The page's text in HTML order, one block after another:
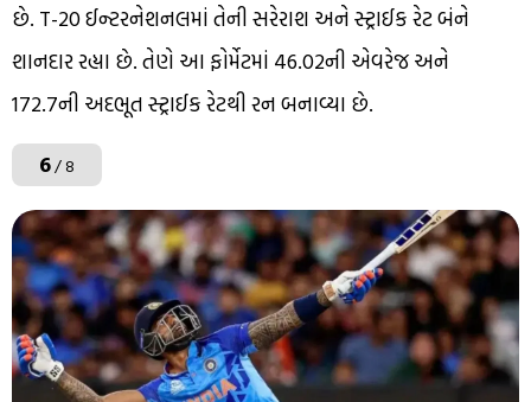
છે. T-20 ઈન્ટરનેશનલમાં તેની સરેરાશ અને સ્ટ્રાઈક રેટ બંને
શાનદાર રહ્યા છે. તેણે આ ફોર્મેટમાં 46.02ની એવરેજ અને
172.7ની અદભૂત સ્ટ્રાઈક રેટથી રન બનાવ્યા છે.
6/ 8